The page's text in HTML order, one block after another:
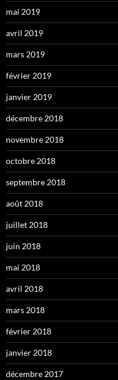
mai 2019
avril 2019
mars 2019
février 2019
janvier 2019
décembre 2018
novembre 2018
octobre 2018
septembre 2018
août 2018
juillet 2018
juin 2018
mai 2018
avril 2018
mars 2018
février 2018
janvier 2018
décembre 2017